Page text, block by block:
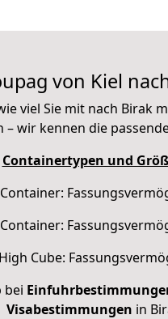
von Kiel
viel Sie mit nach Birak
– wir kennen die
Containertypen und
Cube:
bei
Visabestimmungen in